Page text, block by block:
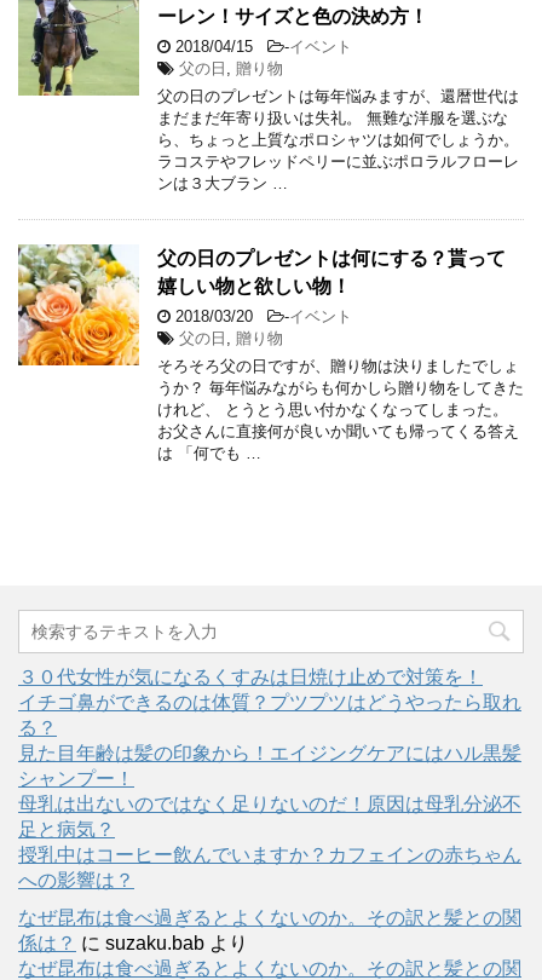
ーレン！サイズと色の決め方！
2018/04/15 -イベント
父の日
贈り物
父の日のプレゼントは毎年悩みますが、還暦世代は
まだまだ年寄り扱いは失礼。 無難な洋服を選ぶな
ら、ちょっと上質なポロシャツは如何でしょうか。
ラコステやフレッドペリーに並ぶポロラルフローレ
ンは３大ブラン …
父の日のプレゼントは何にする？貰って
嬉しい物と欲しい物！
2018/03/20 -イベント
父の日
贈り物
そろそろ父の日ですが、贈り物は決りましたでしょ
うか？ 毎年悩みながらも何かしら贈り物をしてきた
けれど、 とうとう思い付かなくなってしまった。
お父さんに直接何が良いか聞いても帰ってくる答え
は 「何でも …
３０代女性が気になるくすみは日焼け止めで対策を！
イチゴ鼻ができるのは体質？プツプツはどうやったら取れ
る？
見た目年齢は髪の印象から！エイジングケアにはハル黒髪
シャンプー！
母乳は出ないのではなく足りないのだ！原因は母乳分泌不
足と病気？
授乳中はコーヒー飲んでいますか？カフェインの赤ちゃん
への影響は？
なぜ昆布は食べ過ぎるとよくないのか。その訳と髪との関
係は？ に suzaku.bab より
なぜ昆布は食べ過ぎるとよくないのか。その訳と髪との関